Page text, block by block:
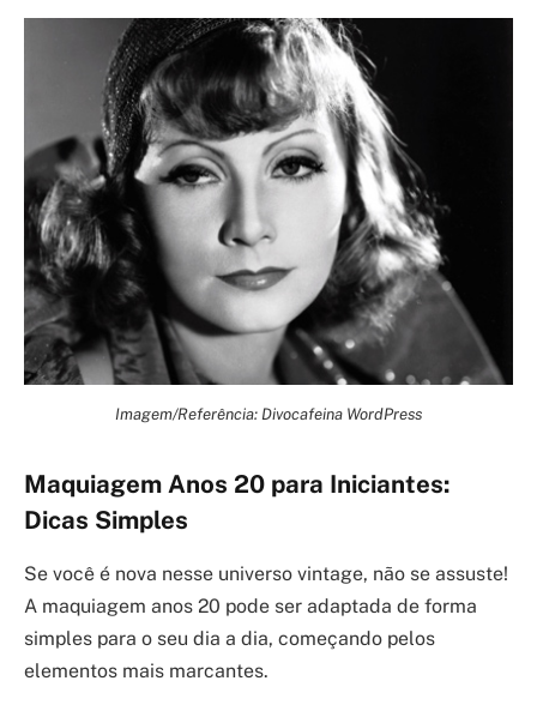
Imagem/Referência: Divocafeina WordPress
Maquiagem Anos 20 para Iniciantes:
Dicas Simples
Se você é nova nesse universo vintage, não se assuste!
A maquiagem anos 20 pode ser adaptada de forma
simples para o seu dia a dia, começando pelos
elementos mais marcantes.